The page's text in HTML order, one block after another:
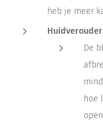
heb je meer
De
hoe